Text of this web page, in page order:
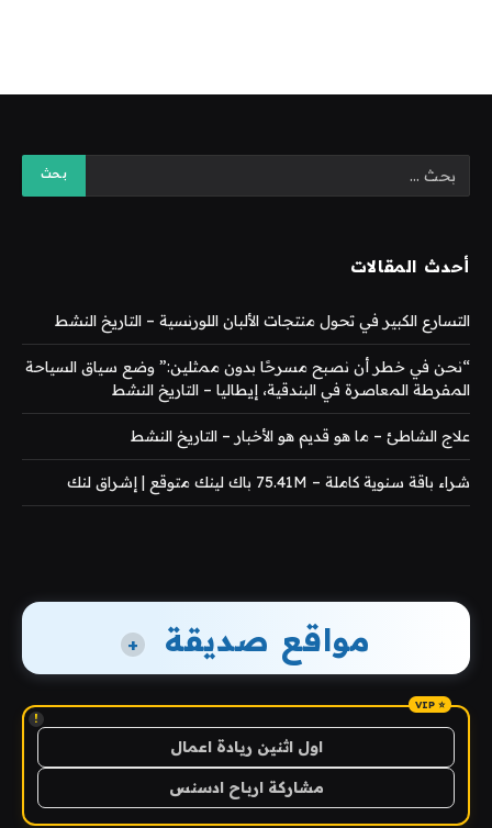
أحدث المقالات
التسارع الكبير في تحول منتجات الألبان اللورنسية – التاريخ النشط
“نحن في خطر أن نصبح مسرحًا بدون ممثلين:” وضع سياق السياحة
المفرطة المعاصرة في البندقية، إيطاليا – التاريخ النشط
علاج الشاطئ – ما هو قديم هو الأخبار – التاريخ النشط
شراء باقة سنوية كاملة – 75.41M باك لينك متوقع | إشراق لنك
مواقع صديقة +
!
اول اثنين ريادة اعمال
مشاركة ارباح ادسنس